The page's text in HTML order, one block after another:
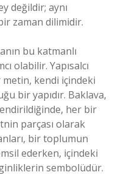
değildir; aynı
zaman dilimidir.
bu katmanlı
olabilir. Yapısalcı
metin, kendi içindeki
bir yapıdır. Baklava,
her bir
parçası olarak
bir toplumun
ederken, içindeki
sembolüdür.